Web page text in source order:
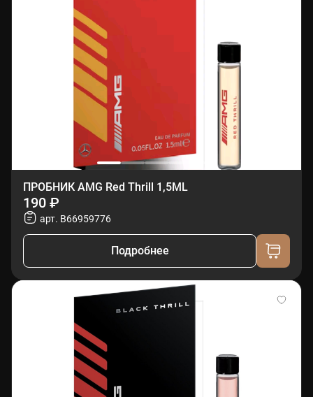
ПРОБНИК AMG Red Thrill 1,5ML
190 ₽
арт. B66959776
Подробнее